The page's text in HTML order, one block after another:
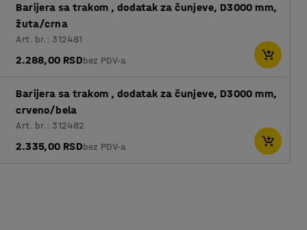
Barijera sa trakom , dodatak za čunjeve, D3000 mm,
žuta/crna
Art. br.: 312481
2.288,00 RSDbez PDV-a
Barijera sa trakom , dodatak za čunjeve, D3000 mm,
crveno/bela
Art. br.: 312482
2.335,00 RSDbez PDV-a